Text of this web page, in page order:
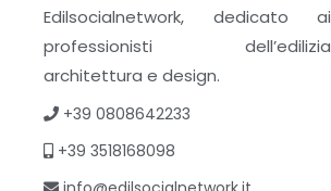
Edilsocialnetwork, dedicato ai
professionisti dell’edilizia
architettura e design.
+39 0808642233
+39 3518168098